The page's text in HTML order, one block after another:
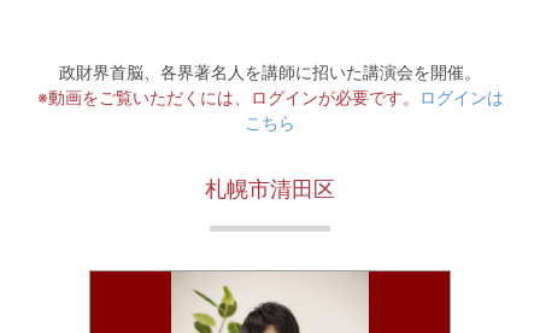
政財界首脳、各界著名人を講師に招いた講演会を開催。
※動画をご覧いただくには、ログインが必要です。
ログインは
こちら
札幌市清田区